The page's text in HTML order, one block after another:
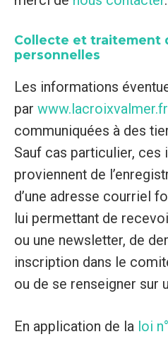
Collecte et traitement
personnelles
Les informations
par www.lacroixvalmer.fr
communiquées à des
Sauf cas particulier, ces
proviennent de
d’une adresse courriel
lui permettant de
ou une newsletter, de
inscription dans le
ou de se renseigner sur
En application de la loi